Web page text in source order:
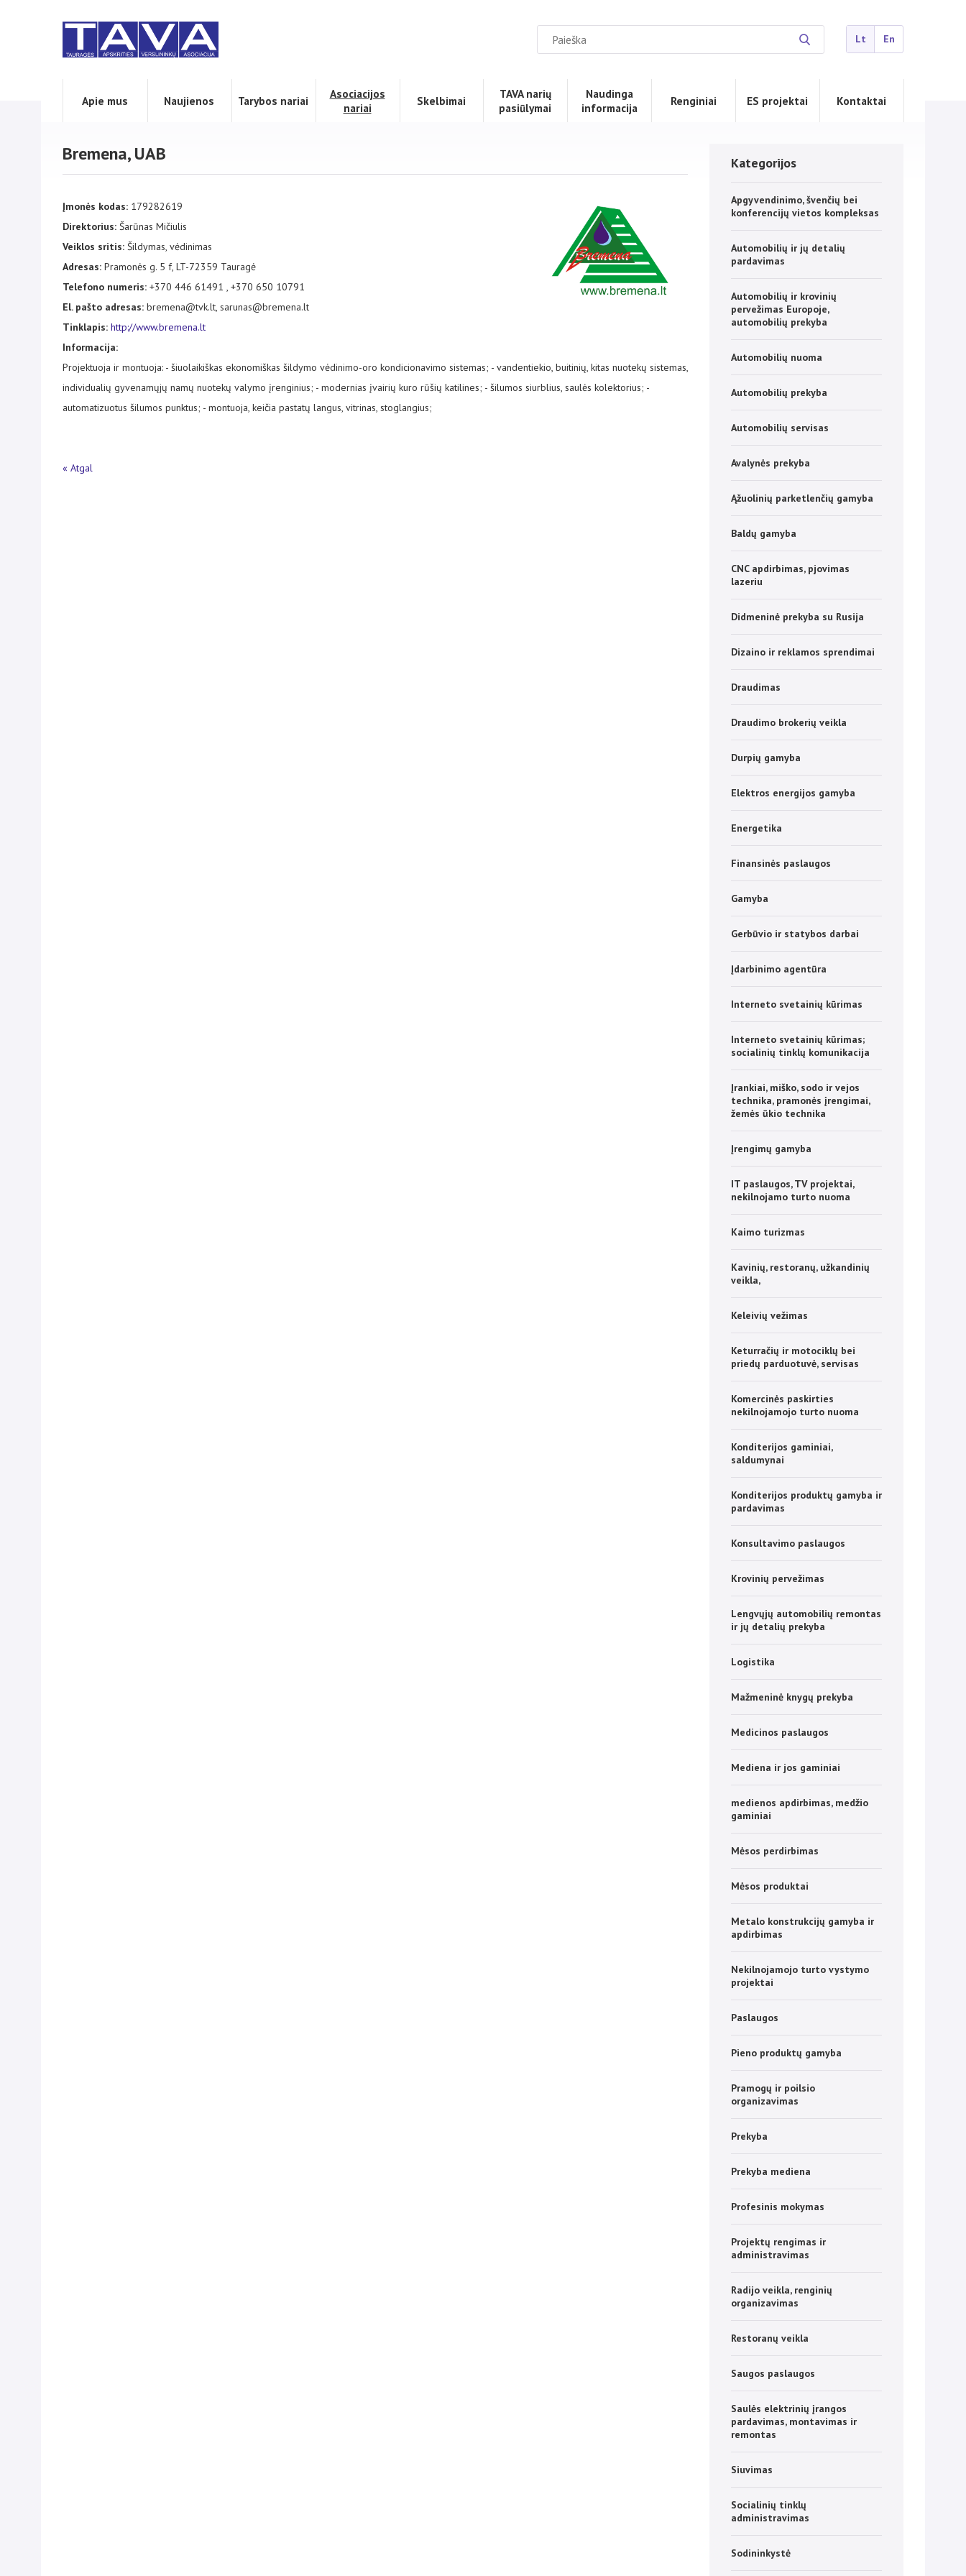
Lt En
Apie mus Naujienos Tarybos nariai
Asociacijos
nariai
Skelbimai
TAVA narių
pasiūlymai
Naudinga
informacija
Renginiai ES projektai Kontaktai
Kategorijos
Apgyvendinimo, švenčių bei
konferencijų vietos kompleksas
Automobilių ir jų detalių
pardavimas
Automobilių ir krovinių
pervežimas Europoje,
automobilių prekyba
Automobilių nuoma
Automobilių prekyba
Automobilių servisas
Avalynės prekyba
Ąžuolinių parketlenčių gamyba
Baldų gamyba
CNC apdirbimas, pjovimas
lazeriu
Didmeninė prekyba su Rusija
Dizaino ir reklamos sprendimai
Draudimas
Draudimo brokerių veikla
Durpių gamyba
Elektros energijos gamyba
Energetika
Finansinės paslaugos
Gamyba
Gerbūvio ir statybos darbai
Įdarbinimo agentūra
Interneto svetainių kūrimas
Interneto svetainių kūrimas;
socialinių tinklų komunikacija
Įrankiai, miško, sodo ir vejos
technika, pramonės įrengimai,
žemės ūkio technika
Įrengimų gamyba
IT paslaugos, TV projektai,
nekilnojamo turto nuoma
Kaimo turizmas
Kavinių, restoranų, užkandinių
veikla,
Keleivių vežimas
Keturračių ir motociklų bei
priedų parduotuvė, servisas
Komercinės paskirties
nekilnojamojo turto nuoma
Konditerijos gaminiai,
saldumynai
Konditerijos produktų gamyba ir
pardavimas
Konsultavimo paslaugos
Krovinių pervežimas
Lengvųjų automobilių remontas
ir jų detalių prekyba
Logistika
Mažmeninė knygų prekyba
Medicinos paslaugos
Mediena ir jos gaminiai
medienos apdirbimas, medžio
gaminiai
Mėsos perdirbimas
Mėsos produktai
Metalo konstrukcijų gamyba ir
apdirbimas
Nekilnojamojo turto vystymo
projektai
Paslaugos
Pieno produktų gamyba
Pramogų ir poilsio
organizavimas
Prekyba
Prekyba mediena
Profesinis mokymas
Projektų rengimas ir
administravimas
Radijo veikla, renginių
organizavimas
Restoranų veikla
Saugos paslaugos
Saulės elektrinių įrangos
pardavimas, montavimas ir
remontas
Siuvimas
Socialinių tinklų
administravimas
Sodininkystė
Bremena, UAB
Įmonės kodas: 179282619
Direktorius: Šarūnas Mičiulis
Veiklos sritis: Šildymas, vėdinimas
Adresas: Pramonės g. 5 f, LT-72359 Tauragė
Telefono numeris: +370 446 61491 , +370 650 10791
El. pašto adresas: bremena@tvk.lt, sarunas@bremena.lt
Tinklapis: http://www.bremena.lt
Informacija:
Projektuoja ir montuoja: - šiuolaikiškas ekonomiškas šildymo vėdinimo-oro kondicionavimo sistemas; - vandentiekio, buitinių, kitas nuotekų sistemas,
individualių gyvenamųjų namų nuotekų valymo įrenginius; - modernias įvairių kuro rūšių katilines; - šilumos siurblius, saulės kolektorius; -
automatizuotus šilumos punktus; - montuoja, keičia pastatų langus, vitrinas, stoglangius;
« Atgal